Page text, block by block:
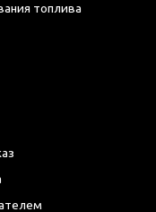
топлива